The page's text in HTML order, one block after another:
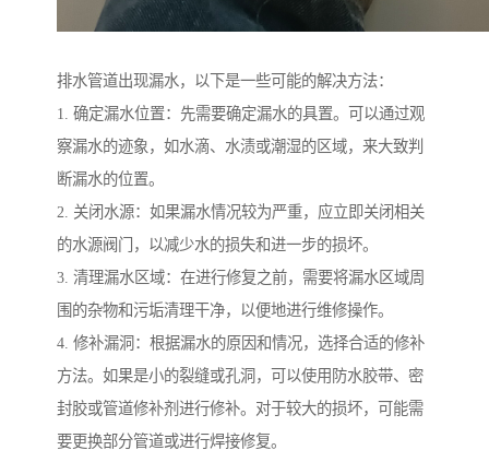
排水管道出现漏水，以下是一些可能的解决方法：
1. 确定漏水位置：先需要确定漏水的具置。可以通过观
察漏水的迹象，如水滴、水渍或潮湿的区域，来大致判
断漏水的位置。
2. 关闭水源：如果漏水情况较为严重，应立即关闭相关
的水源阀门，以减少水的损失和进一步的损坏。
3. 清理漏水区域：在进行修复之前，需要将漏水区域周
围的杂物和污垢清理干净，以便地进行维修操作。
4. 修补漏洞：根据漏水的原因和情况，选择合适的修补
方法。如果是小的裂缝或孔洞，可以使用防水胶带、密
封胶或管道修补剂进行修补。对于较大的损坏，可能需
要更换部分管道或进行焊接修复。